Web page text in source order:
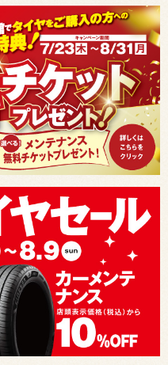
18:00です。 / 定休日：2026年 8月のお休み
曜日）、19日（水曜日）26日（水曜日）